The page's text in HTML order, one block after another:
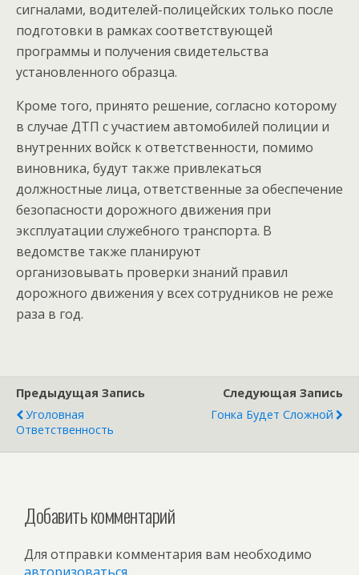
сигналами, водителей-полицейских только после
подготовки в рамках соответствующей
программы и получения свидетельства
установленного образца.
Кроме того, принято решение, согласно которому
в случае ДТП с участием автомобилей полиции и
внутренних войск к ответственности, помимо
виновника, будут также привлекаться
должностные лица, ответственные за обеспечение
безопасности дорожного движения при
эксплуатации служебного транспорта. В
ведомстве также планируют
организовывать проверки знаний правил
дорожного движения у всех сотрудников не реже
раза в год.
Предыдущая Запись
Уголовная
Ответственность
Следующая Запись
Гонка Будет Сложной
Добавить комментарий
Для отправки комментария вам необходимо